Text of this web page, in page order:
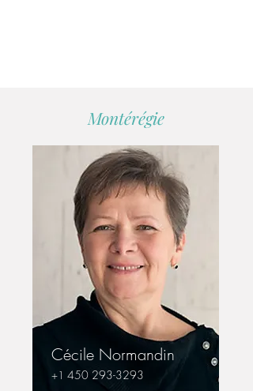
Montérégie
Cécile Normandin
+1 450 293-3293